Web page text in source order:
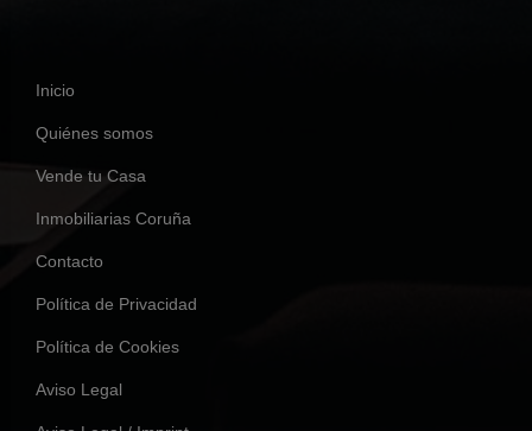
Inicio
Quiénes somos
Vende tu Casa
Inmobiliarias Coruña
Contacto
Política de Privacidad
Política de Cookies
Aviso Legal